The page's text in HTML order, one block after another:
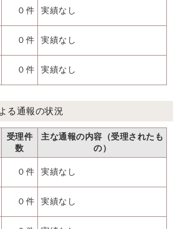
０件 実績なし
０件 実績なし
０件 実績なし
る通報の状況
受理件
数
主な通報の内容（受理されたも
の）
０件 実績なし
０件 実績なし